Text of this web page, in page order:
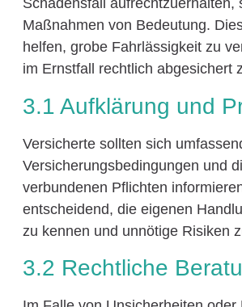
Schadensfall aufrechtzuerhalten,
Maßnahmen von Bedeutung.
helfen, grobe Fahrlässigkeit zu
im Ernstfall rechtlich abgesichert
3.1 Aufklärung und
Versicherte sollten sich
Versicherungsbedingungen und
verbundenen Pflichten
entscheidend, die eigenen
zu kennen und unnötige Risiken
3.2 Rechtliche